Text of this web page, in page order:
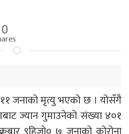
0
जनाको मृत्यु भएको छ । योसँगै
ज्यान गुमाउनेको संख्या ४०१